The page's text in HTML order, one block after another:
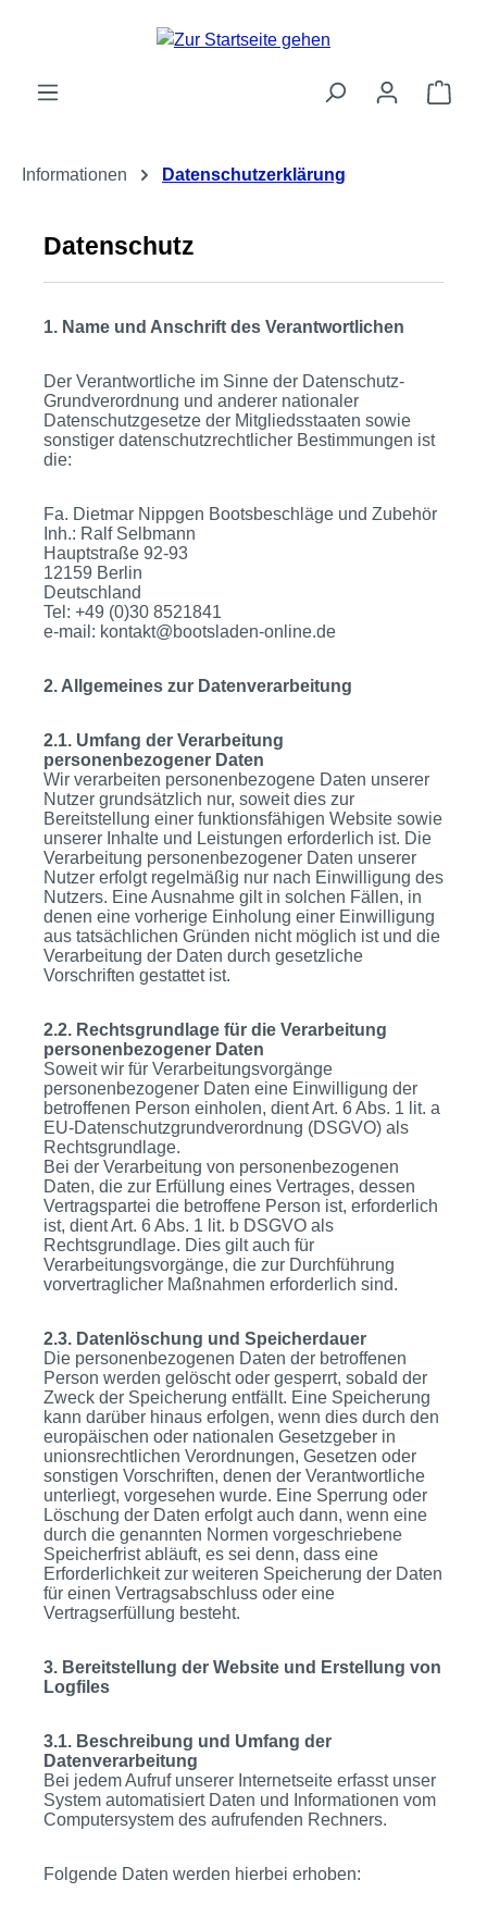
Zum Hauptinhalt springen
Informationen Datenschutzerklärung
Datenschutz
1. Name und Anschrift des Verantwortlichen
Der Verantwortliche im Sinne der Datenschutz-
Grundverordnung und anderer nationaler
Datenschutzgesetze der Mitgliedsstaaten sowie
sonstiger datenschutzrechtlicher Bestimmungen ist
die:
Fa. Dietmar Nippgen Bootsbeschläge und Zubehör
Inh.: Ralf Selbmann
Hauptstraße 92-93
12159 Berlin
Deutschland
Tel: +49 (0)30 8521841
e-mail: kontakt@bootsladen-online.de
2. Allgemeines zur Datenverarbeitung
2.1. Umfang der Verarbeitung
personenbezogener Daten
Wir verarbeiten personenbezogene Daten unserer
Nutzer grundsätzlich nur, soweit dies zur
Bereitstellung einer funktionsfähigen Website sowie
unserer Inhalte und Leistungen erforderlich ist. Die
Verarbeitung personenbezogener Daten unserer
Nutzer erfolgt regelmäßig nur nach Einwilligung des
Nutzers. Eine Ausnahme gilt in solchen Fällen, in
denen eine vorherige Einholung einer Einwilligung
aus tatsächlichen Gründen nicht möglich ist und die
Verarbeitung der Daten durch gesetzliche
Vorschriften gestattet ist.
2.2. Rechtsgrundlage für die Verarbeitung
personenbezogener Daten
Soweit wir für Verarbeitungsvorgänge
personenbezogener Daten eine Einwilligung der
betroffenen Person einholen, dient Art. 6 Abs. 1 lit. a
EU-Datenschutzgrundverordnung (DSGVO) als
Rechtsgrundlage.
Bei der Verarbeitung von personenbezogenen
Daten, die zur Erfüllung eines Vertrages, dessen
Vertragspartei die betroffene Person ist, erforderlich
ist, dient Art. 6 Abs. 1 lit. b DSGVO als
Rechtsgrundlage. Dies gilt auch für
Verarbeitungsvorgänge, die zur Durchführung
vorvertraglicher Maßnahmen erforderlich sind.
2.3. Datenlöschung und Speicherdauer
Die personenbezogenen Daten der betroffenen
Person werden gelöscht oder gesperrt, sobald der
Zweck der Speicherung entfällt. Eine Speicherung
kann darüber hinaus erfolgen, wenn dies durch den
europäischen oder nationalen Gesetzgeber in
unionsrechtlichen Verordnungen, Gesetzen oder
sonstigen Vorschriften, denen der Verantwortliche
unterliegt, vorgesehen wurde. Eine Sperrung oder
Löschung der Daten erfolgt auch dann, wenn eine
durch die genannten Normen vorgeschriebene
Speicherfrist abläuft, es sei denn, dass eine
Erforderlichkeit zur weiteren Speicherung der Daten
für einen Vertragsabschluss oder eine
Vertragserfüllung besteht.
3. Bereitstellung der Website und Erstellung von
Logfiles
3.1. Beschreibung und Umfang der
Datenverarbeitung
Bei jedem Aufruf unserer Internetseite erfasst unser
System automatisiert Daten und Informationen vom
Computersystem des aufrufenden Rechners.
Folgende Daten werden hierbei erhoben: